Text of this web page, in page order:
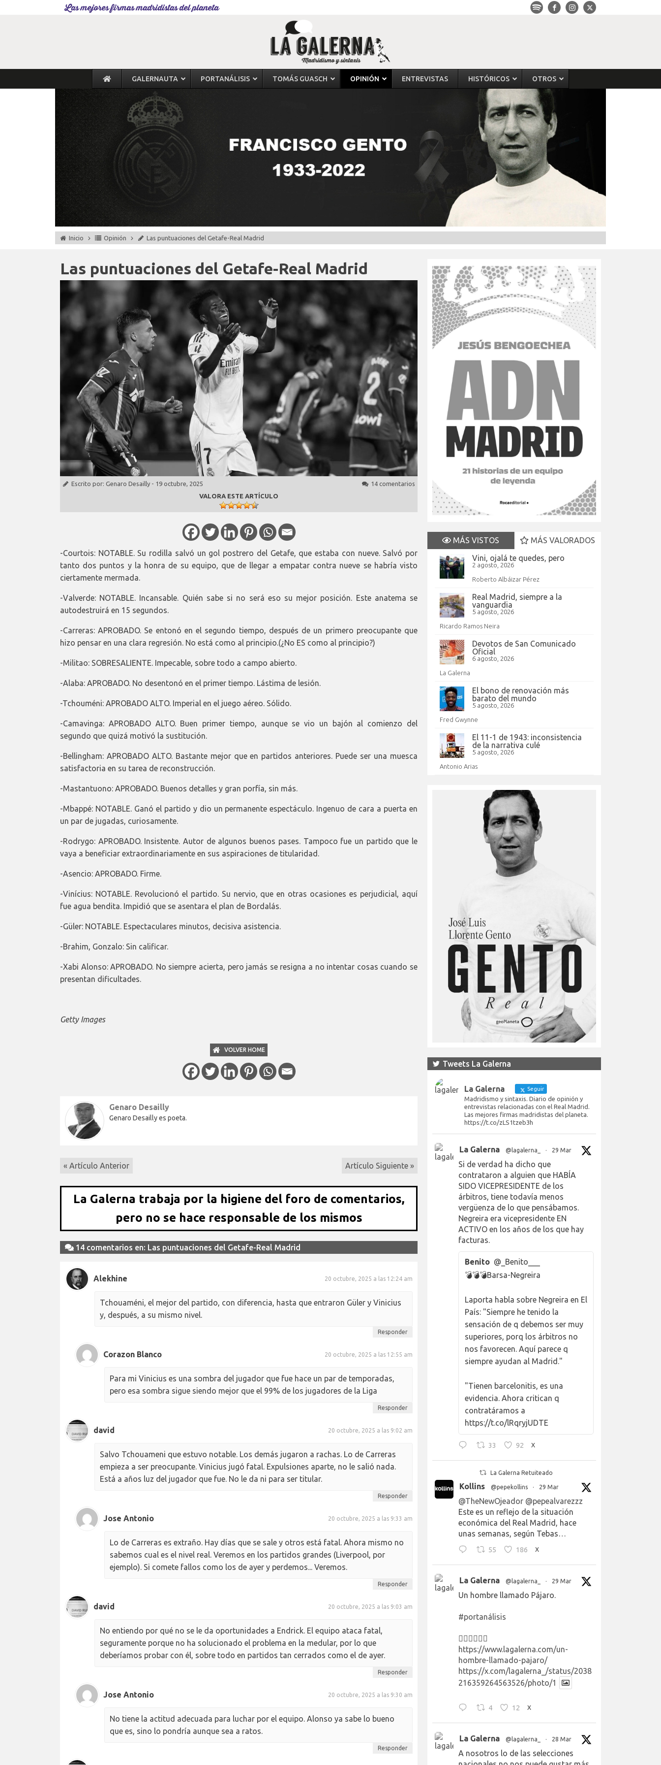
Las mejores firmas madridistas del planeta
GALERNAUTA PORTANÁLISIS TOMÁS GUASCH OPINIÓN ENTREVISTAS HISTÓRICOS OTROS
Inicio Opinión Las puntuaciones del Getafe-Real Madrid
Las puntuaciones del Getafe-Real Madrid
Escrito por: Genaro Desailly - 19 octubre, 2025
14 comentarios
VALORA ESTE ARTÍCULO
-Courtois: NOTABLE. Su rodilla salvó un gol postrero del Getafe, que estaba con nueve. Salvó por
tanto dos puntos y la honra de su equipo, que de llegar a empatar contra nueve se habría visto
ciertamente mermada.
-Valverde: NOTABLE. Incansable. Quién sabe si no será eso su mejor posición. Este anatema se
autodestruirá en 15 segundos.
-Carreras: APROBADO. Se entonó en el segundo tiempo, después de un primero preocupante que
hizo pensar en una clara regresión. No está como al principio.(¿No ES como al principio?)
-Militao: SOBRESALIENTE. Impecable, sobre todo a campo abierto.
-Alaba: APROBADO. No desentonó en el primer tiempo. Lástima de lesión.
-Tchouméni: APROBADO ALTO. Imperial en el juego aéreo. Sólido.
-Camavinga: APROBADO ALTO. Buen primer tiempo, aunque se vio un bajón al comienzo del
segundo que quizá motivó la sustitución.
-Bellingham: APROBADO ALTO. Bastante mejor que en partidos anteriores. Puede ser una muesca
satisfactoria en su tarea de reconstrucción.
-Mastantuono: APROBADO. Buenos detalles y gran porfía, sin más.
-Mbappé: NOTABLE. Ganó el partido y dio un permanente espectáculo. Ingenuo de cara a puerta en
un par de jugadas, curiosamente.
-Rodrygo: APROBADO. Insistente. Autor de algunos buenos pases. Tampoco fue un partido que le
vaya a beneficiar extraordinariamente en sus aspiraciones de titularidad.
-Asencio: APROBADO. Firme.
-Vinícius: NOTABLE. Revolucionó el partido. Su nervio, que en otras ocasiones es perjudicial, aquí
fue agua bendita. Impidió que se asentara el plan de Bordalás.
-Güler: NOTABLE. Espectaculares minutos, decisiva asistencia.
-Brahim, Gonzalo: Sin calificar.
-Xabi Alonso: APROBADO. No siempre acierta, pero jamás se resigna a no intentar cosas cuando se
presentan dificultades.
Getty Images
VOLVER HOME
Genaro Desailly
Genaro Desailly es poeta.
« Artículo Anterior Artículo Siguiente »
La Galerna trabaja por la higiene del foro de comentarios,
pero no se hace responsable de los mismos
14 comentarios en: Las puntuaciones del Getafe-Real Madrid
Alekhine 20 octubre, 2025 a las 12:24 am
Tchouaméni, el mejor del partido, con diferencia, hasta que entraron Güler y Vinicius
y, después, a su mismo nivel.
Responder
Corazon Blanco 20 octubre, 2025 a las 12:55 am
Para mi Vinicius es una sombra del jugador que fue hace un par de temporadas,
pero esa sombra sigue siendo mejor que el 99% de los jugadores de la Liga
Responder
david 20 octubre, 2025 a las 9:02 am
Salvo Tchouameni que estuvo notable. Los demás jugaron a rachas. Lo de Carreras
empieza a ser preocupante. Vinicius jugó fatal. Expulsiones aparte, no le salió nada.
Está a años luz del jugador que fue. No le da ni para ser titular.
Responder
Jose Antonio 20 octubre, 2025 a las 9:33 am
Lo de Carreras es extraño. Hay días que se sale y otros está fatal. Ahora mismo no
sabemos cual es el nivel real. Veremos en los partidos grandes (Liverpool, por
ejemplo). Si comete fallos como los de ayer y perdemos... Veremos.
Responder
david 20 octubre, 2025 a las 9:03 am
No entiendo por qué no se le da oportunidades a Endrick. El equipo ataca fatal,
seguramente porque no ha solucionado el problema en la medular, por lo que
deberíamos probar con él, sobre todo en partidos tan cerrados como el de ayer.
Responder
Jose Antonio 20 octubre, 2025 a las 9:30 am
No tiene la actitud adecuada para luchar por el equipo. Alonso ya sabe lo bueno
que es, sino lo pondría aunque sea a ratos.
Responder
MÁS VISTOS
MÁS VALORADOS
Vini, ojalá te quedes, pero
2 agosto, 2026
Roberto Albáizar Pérez
Real Madrid, siempre a la
vanguardia
5 agosto, 2026
Ricardo Ramos Neira
Devotos de San Comunicado
Oficial
6 agosto, 2026
La Galerna
El bono de renovación más
barato del mundo
5 agosto, 2026
Fred Gwynne
El 11-1 de 1943: inconsistencia
de la narrativa culé
5 agosto, 2026
Antonio Arias
Tweets La Galerna
La Galerna Seguir
Madridismo y sintaxis. Diario de opinión y
entrevistas relacionadas con el Real Madrid.
Las mejores firmas madridistas del planeta.
https://t.co/zLS1tzeb3h
La Galerna @lagalerna_ · 29 Mar
Si de verdad ha dicho que
contrataron a alguien que HABÍA
SIDO VICEPRESIDENTE de los
árbitros, tiene todavía menos
vergüenza de lo que pensábamos.
Negreira era vicepresidente EN
ACTIVO en los años de los que hay
facturas.
Benito @_Benito___
💣💣💣Barsa-Negreira
Laporta habla sobre Negreira en El
País: "Siempre he tenido la
sensación de q debemos ser muy
superiores, porq los árbitros no
nos favorecen. Aquí parece q
siempre ayudan al Madrid."
"Tienen barcelonitis, es una
evidencia. Ahora critican q
contratáramos a
https://t.co/lRqryjUDTE
33 92 X
La Galerna Retuiteado
Kollins @pepekollins · 29 Mar
@TheNewOjeador @pepealvarezzz
Este es un reflejo de la situación
económica del Real Madrid, hace
unas semanas, según Tebas…
55 186 X
La Galerna @lagalerna_ · 29 Mar
Un hombre llamado Pájaro.
#portanálisis
👉🏻👉🏻👉🏻
https://www.lagalerna.com/un-
hombre-llamado-pajaro/
https://x.com/lagalerna_/status/2038
216359264563526/photo/1
4 12 X
La Galerna @lagalerna_ · 28 Mar
A nosotros lo de las selecciones